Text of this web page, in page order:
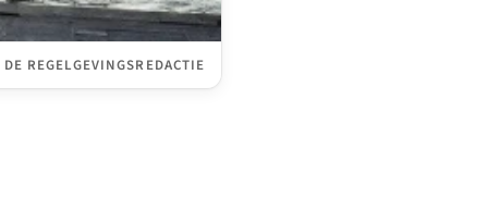
REGELGEVINGSREDACTIE